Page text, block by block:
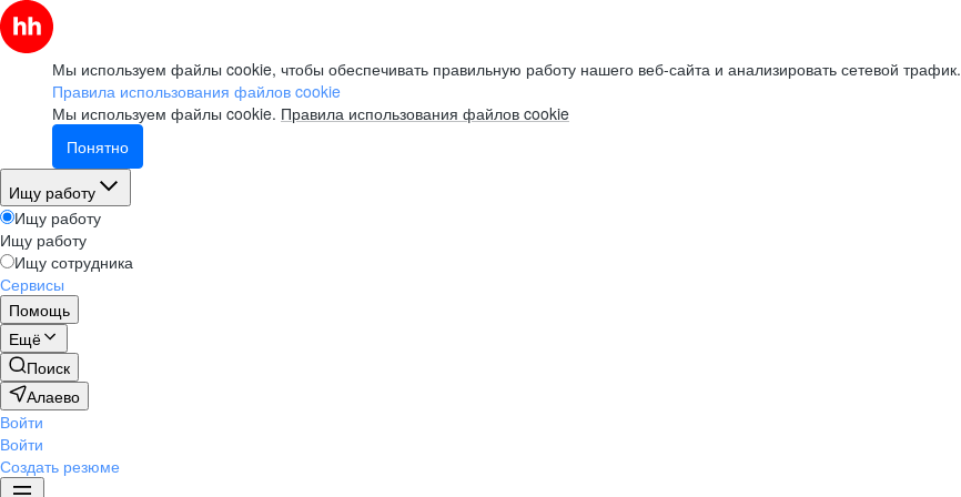
Мы используем файлы cookie, чтобы обеспечивать правильную работу нашего веб-сайта и анализировать сетевой трафик.
Правила использования файлов cookie
Мы используем файлы cookie. Правила использования файлов cookie
Понятно
Ищу работу
Ищу работу
Ищу работу
Ищу сотрудника
Сервисы
Помощь
Ещё
Поиск
Алаево
Войти
Войти
Создать резюме